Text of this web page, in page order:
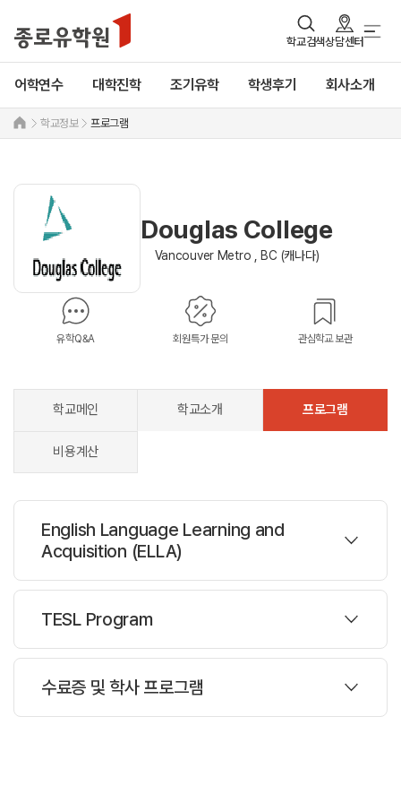
학교검색상담센터
어학연수 대학진학 조기유학 학생후기 회사소개
학교정보 프로그램
Douglas College
Vancouver Metro , BC (캐나다)
유학Q&A 회원특가 문의 관심학교 보관
학교메인 학교소개 프로그램
비용계산
English Language Learning and
Acquisition (ELLA)
프로그램
과정설명
Douglas College는 메트로 밴쿠버에있는 대학 및 대학생을 대상으로
TESL Program
프로그램
과정설명
수료증 및 학사 프로그램